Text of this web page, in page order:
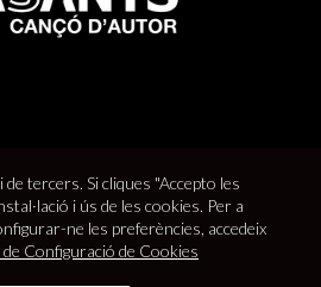
tercers. Si cliques "Accepto les
i ús de les cookies. Per a
ne les preferències, accedeix
de Configuració de Cookies